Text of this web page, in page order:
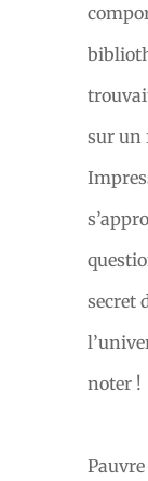
sur un
secret
noter !